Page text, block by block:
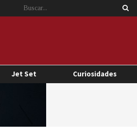
Jet Set Curiosidades